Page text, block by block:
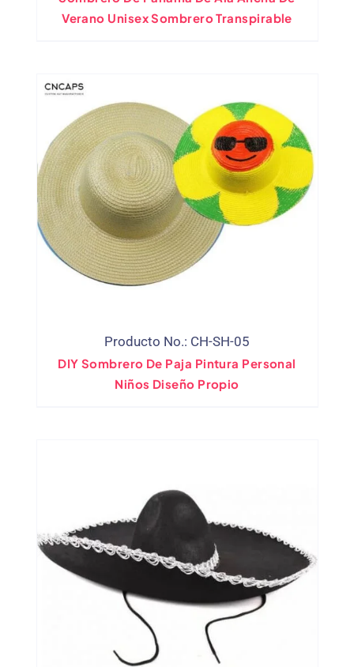
Verano Unisex Sombrero Transpirable
Producto No.: CH-SH-05
DIY Sombrero De Paja Pintura Personal
Niños Diseño Propio